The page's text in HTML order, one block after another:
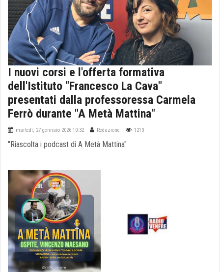
I nuovi corsi e l'offerta formativa
dell'Istituto "Francesco La Cava"
presentati dalla professoressa Carmela
Ferrò durante "A Metà Mattina"
martedì, 27 gennaio 2026 10:32 Redazione 1213
"Riascolta i podcast di A Metà Mattina"